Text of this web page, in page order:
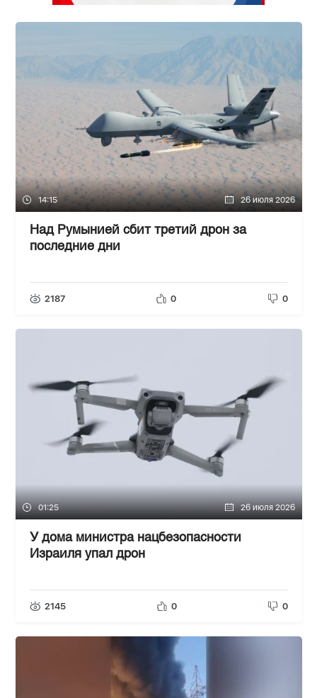
14:15 26 июля 2026
Над Румынией сбит третий дрон за
последние дни
2187 0 0
01:25 26 июля 2026
У дома министра нацбезопасности
Израиля упал дрон
2145 0 0